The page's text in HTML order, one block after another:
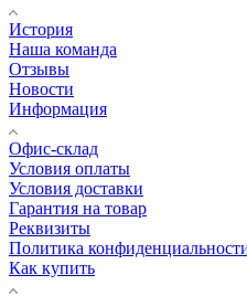
История
Наша команда
Отзывы
Новости
Информация
Офис-склад
Условия оплаты
Условия доставки
Гарантия на товар
Реквизиты
Политика
Как купить